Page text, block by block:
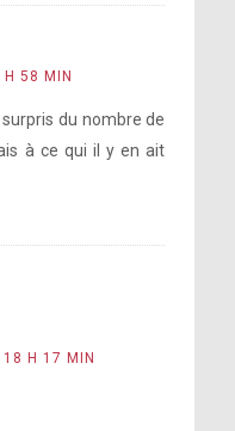
58 MIN
du nombre de
à ce qui il y en ait
H 17 MIN